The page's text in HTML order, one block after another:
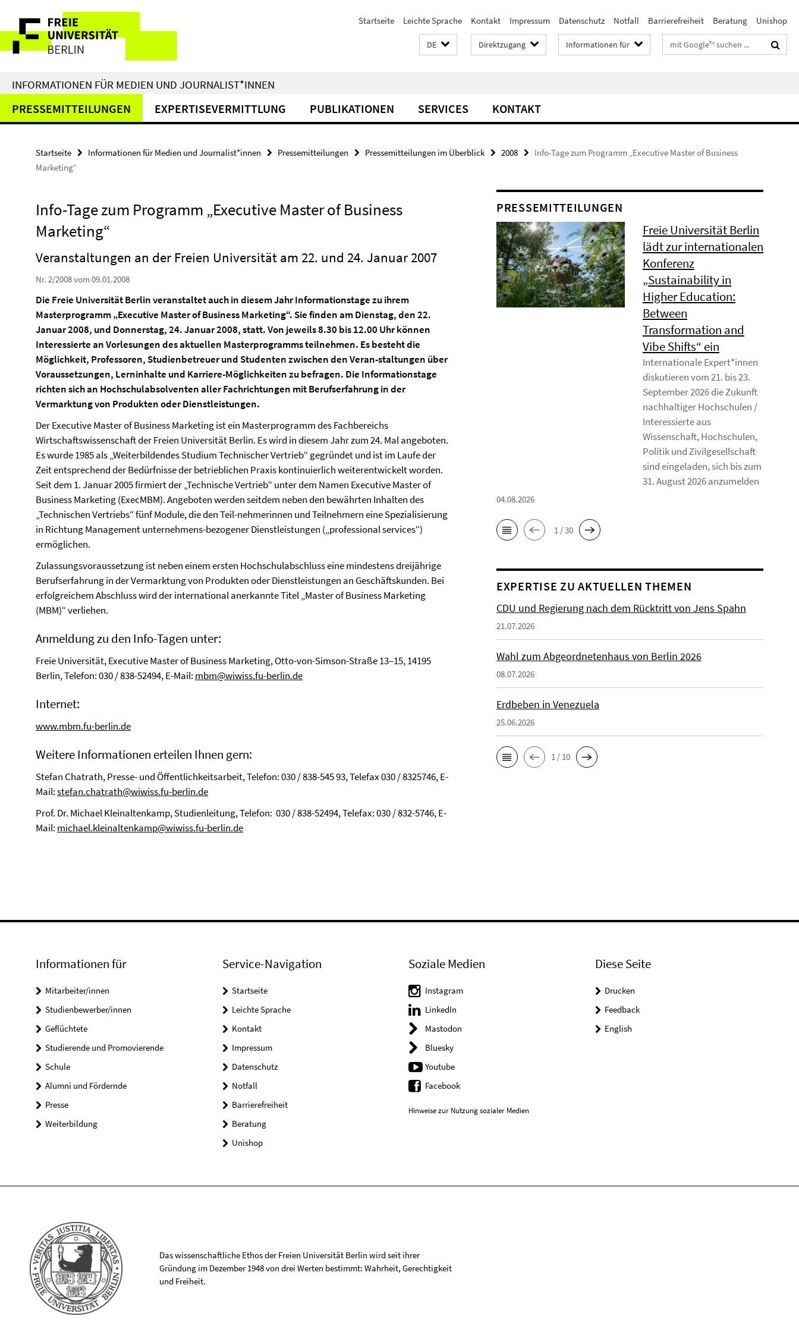
direkt
Inhalt
Service-
Navigation
Startseite Leichte Sprache Kontakt Impressum Datenschutz Notfall Barrierefreiheit Beratung Unishop
DE Direktzugang Informationen für Suchbegriffe
INFORMATIONEN FÜR MEDIEN UND JOURNALIST*INNEN
PRESSEMITTEILUNGEN EXPERTISEVERMITTLUNG PUBLIKATIONEN SERVICES KONTAKT
Startseite Informationen für Medien und Journalist*innen Pressemitteilungen Pressemitteilungen im Überblick 2008
Info-Tage zum Programm „Executive Master of Business
Marketing“
Info-Tage zum Programm „Executive Master of Business
Marketing“
Veranstaltungen an der Freien Universität am 22. und 24. Januar 2007
Nr. 2/2008 vom 09.01.2008
Die Freie Universität Berlin veranstaltet auch in diesem Jahr Informationstage zu ihrem
Masterprogramm „Executive Master of Business Marketing“. Sie finden am Dienstag, den 22.
Januar 2008, und Donnerstag, 24. Januar 2008, statt. Von jeweils 8.30 bis 12.00 Uhr können
Interessierte an Vorlesungen des aktuellen Masterprogramms teilnehmen. Es besteht die
Möglichkeit, Professoren, Studienbetreuer und Studenten zwischen den Veran-staltungen über
Voraussetzungen, Lerninhalte und Karriere-Möglichkeiten zu befragen. Die Informationstage
richten sich an Hochschulabsolventen aller Fachrichtungen mit Berufserfahrung in der
Vermarktung von Produkten oder Dienstleistungen.
Der Executive Master of Business Marketing ist ein Masterprogramm des Fachbereichs
Wirtschaftswissenschaft der Freien Universität Berlin. Es wird in diesem Jahr zum 24. Mal angeboten.
Es wurde 1985 als „Weiterbildendes Studium Technischer Vertrieb“ gegründet und ist im Laufe der
Zeit entsprechend der Bedürfnisse der betrieblichen Praxis kontinuierlich weiterentwickelt worden.
Seit dem 1. Januar 2005 firmiert der „Technische Vertrieb“ unter dem Namen Executive Master of
Business Marketing (ExecMBM). Angeboten werden seitdem neben den bewährten Inhalten des
„Technischen Vertriebs“ fünf Module, die den Teil-nehmerinnen und Teilnehmern eine Spezialisierung
in Richtung Management unternehmens-bezogener Dienstleistungen („professional services“)
ermöglichen.
Zulassungsvoraussetzung ist neben einem ersten Hochschulabschluss eine mindestens dreijährige
Berufserfahrung in der Vermarktung von Produkten oder Dienstleistungen an Geschäftskunden. Bei
erfolgreichem Abschluss wird der international anerkannte Titel „Master of Business Marketing
(MBM)“ verliehen.
Anmeldung zu den Info-Tagen unter:
Freie Universität, Executive Master of Business Marketing, Otto-von-Simson-Straße 13–15, 14195
Berlin, Telefon: 030 / 838-52494, E-Mail: mbm@wiwiss.fu-berlin.de
Internet:
www.mbm.fu-berlin.de
Weitere Informationen erteilen Ihnen gern:
Stefan Chatrath, Presse- und Öffentlichkeitsarbeit, Telefon: 030 / 838-545 93, Telefax 030 / 8325746, E-
Mail:stefan.chatrath@wiwiss.fu-berlin.de
Prof. Dr. Michael Kleinaltenkamp, Studienleitung, Telefon: 030 / 838-52494, Telefax: 030 / 832-5746, E-
Mail: michael.kleinaltenkamp@wiwiss.fu-berlin.de
PRESSEMITTEILUNGEN
Freie Universität Berlin
lädt zur internationalen
Konferenz
„Sustainability in
Higher Education:
Between
Transformation and
Vibe Shifts“ ein
Internationale Expert*innen
diskutieren vom 21. bis 23.
September 2026 die Zukunft
nachhaltiger Hochschulen /
Interessierte aus
Wissenschaft, Hochschulen,
Politik und Zivilgesellschaft
sind eingeladen, sich bis zum
31. August 2026 anzumelden
04.08.2026
1 / 30
EXPERTISE ZU AKTUELLEN THEMEN
CDU und Regierung nach dem Rücktritt von Jens Spahn
21.07.2026
Wahl zum Abgeordnetenhaus von Berlin 2026
08.07.2026
Erdbeben in Venezuela
25.06.2026
1 / 10
Informationen für
Mitarbeiter/innen
Studienbewerber/innen
Geflüchtete
Studierende und Promovierende
Schule
Alumni und Fördernde
Presse
Weiterbildung
Service-Navigation
Startseite
Leichte Sprache
Kontakt
Impressum
Datenschutz
Notfall
Barrierefreiheit
Beratung
Unishop
Soziale Medien
Instagram
LinkedIn
Mastodon
Bluesky
Youtube
Facebook
Hinweise zur Nutzung sozialer Medien
Diese Seite
Drucken
Feedback
English
Das wissenschaftliche Ethos der Freien Universität Berlin wird seit ihrer
Gründung im Dezember 1948 von drei Werten bestimmt: Wahrheit, Gerechtigkeit
und Freiheit.